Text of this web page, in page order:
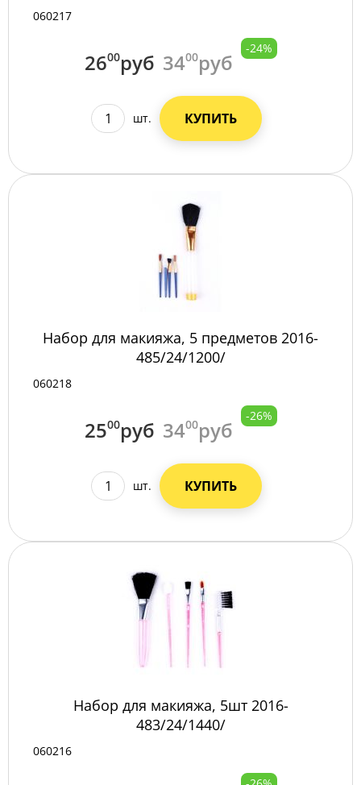
060217
2600руб 3400руб
-24%
шт. КУПИТЬ
Набор для макияжа, 5 предметов 2016-
485/24/1200/
060218
2500руб 3400руб
-26%
шт. КУПИТЬ
Набор для макияжа, 5шт 2016-
483/24/1440/
060216